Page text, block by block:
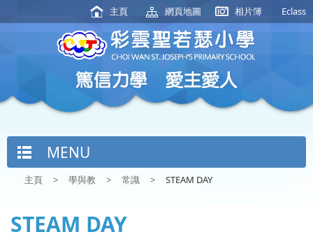
主頁 網頁地圖 相片簿 Eclass
MENU
主頁 > 學與教 > 常識 > STEAM DAY
STEAM DAY